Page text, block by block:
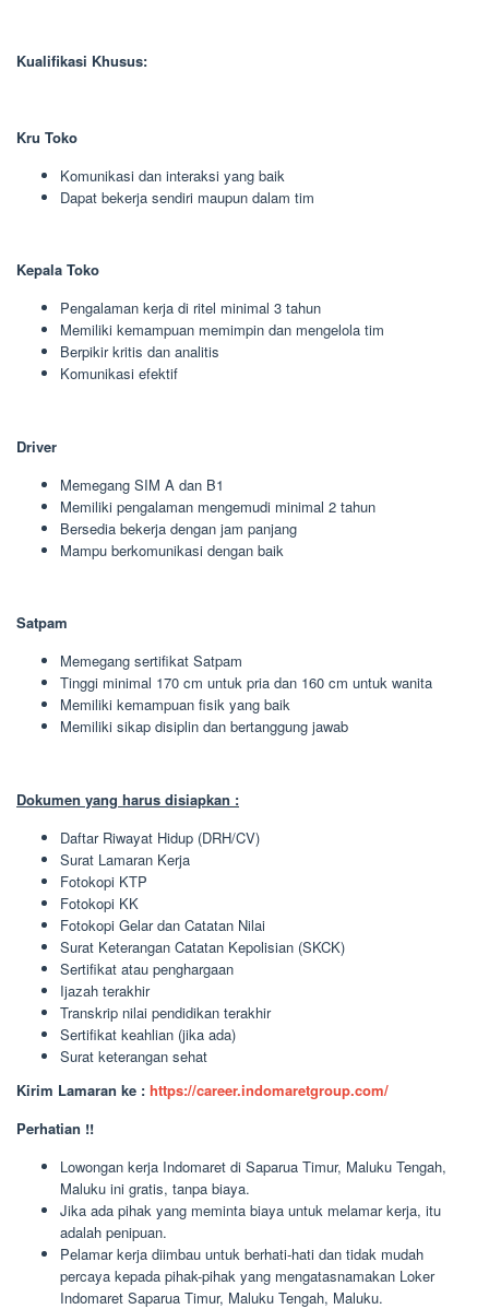
Kualifikasi Khusus:
Kru Toko
Komunikasi dan interaksi yang baik
Dapat bekerja sendiri maupun dalam tim
Kepala Toko
Pengalaman kerja di ritel minimal 3 tahun
Memiliki kemampuan memimpin dan mengelola tim
Berpikir kritis dan analitis
Komunikasi efektif
Driver
Memegang SIM A dan B1
Memiliki pengalaman mengemudi minimal 2 tahun
Bersedia bekerja dengan jam panjang
Mampu berkomunikasi dengan baik
Satpam
Memegang sertifikat Satpam
Tinggi minimal 170 cm untuk pria dan 160 cm untuk wanita
Memiliki kemampuan fisik yang baik
Memiliki sikap disiplin dan bertanggung jawab
Dokumen yang harus disiapkan :
Daftar Riwayat Hidup (DRH/CV)
Surat Lamaran Kerja
Fotokopi KTP
Fotokopi KK
Fotokopi Gelar dan Catatan Nilai
Surat Keterangan Catatan Kepolisian (SKCK)
Sertifikat atau penghargaan
Ijazah terakhir
Transkrip nilai pendidikan terakhir
Sertifikat keahlian (jika ada)
Surat keterangan sehat
Kirim Lamaran ke : https://career.indomaretgroup.com/
Perhatian !!
Lowongan kerja Indomaret di Saparua Timur, Maluku Tengah,
Maluku ini gratis, tanpa biaya.
Jika ada pihak yang meminta biaya untuk melamar kerja, itu
adalah penipuan.
Pelamar kerja diimbau untuk berhati-hati dan tidak mudah
percaya kepada pihak-pihak yang mengatasnamakan Loker
Indomaret Saparua Timur, Maluku Tengah, Maluku.